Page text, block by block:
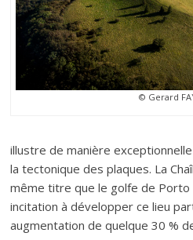
© Gerard
illustre de manière
la tectonique des plaques. La
même titre que le golfe de Porto
incitation à développer ce lieu
augmentation de quelque 30 %